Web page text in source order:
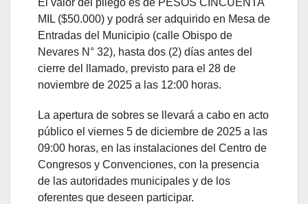
MIL ($50.000) y podrá ser adquirido en Mesa de
Entradas del Municipio (calle Obispo de
Nevares N° 32), hasta dos (2) días antes del
cierre del llamado, previsto para el 28 de
noviembre de 2025 a las 12:00 horas.
La apertura de sobres se llevará a cabo en acto
público el viernes 5 de diciembre de 2025 a las
09:00 horas, en las instalaciones del Centro de
Congresos y Convenciones, con la presencia
de las autoridades municipales y de los
oferentes que deseen participar.